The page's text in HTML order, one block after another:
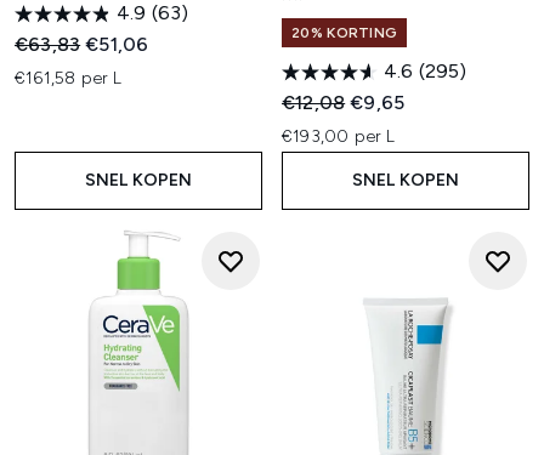
4.9 (63)
Recommended Retail Price:
€63,83Huidige prijs:
€51,06
€161,58 per L
SNEL KOPEN
20% KORTING
4.6 (295)
Recommended Retail Price:
€12,08Huidige prijs:
€9,65
€193,00 per L
SNEL KOPEN